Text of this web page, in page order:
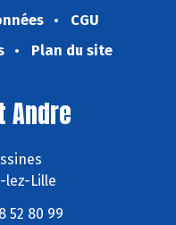
CGU
Plan du site
Andre
lez-Lille
52 80 99